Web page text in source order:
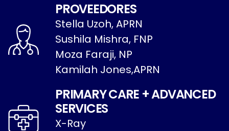
PROVEEDORES
Stella Uzoh, APRN
Sushila Mishra, FNP
Moza Faraji, NP
Kamilah Jones,APRN
PRIMARY CARE + ADVANCED
SERVICES
X-Ray